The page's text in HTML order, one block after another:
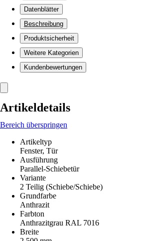
Datenblätter
Beschreibung
Produktsicherheit
Weitere Kategorien
Kundenbewertungen
Artikeldetails
Bereich überspringen
Artikeltyp
Fenster, Tür
Ausführung
Parallel-Schiebetür
Variante
2 Teilig (Schiebe/Schiebe)
Grundfarbe
Anthrazit
Farbton
Anthrazitgrau RAL 7016
Breite